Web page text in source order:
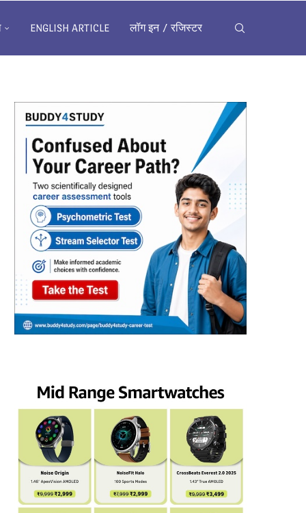
ENGLISH ARTICLE लॉग इन / रजिस्टर